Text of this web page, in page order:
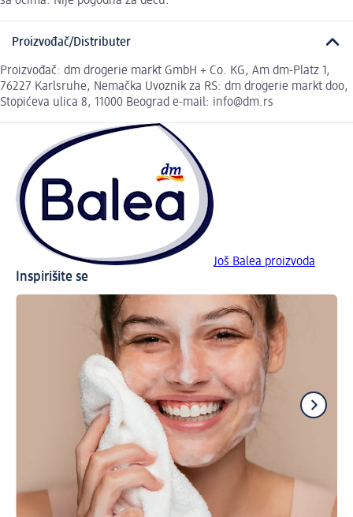
Proizvođač/Distributer
Proizvođač: dm drogerie markt GmbH + Co. KG, Am dm-Platz 1,
76227 Karlsruhe, Nemačka Uvoznik za RS: dm drogerie markt doo,
Stopićeva ulica 8, 11000 Beograd e-mail: info@dm.rs
Još Balea proizvoda
Inspirišite se